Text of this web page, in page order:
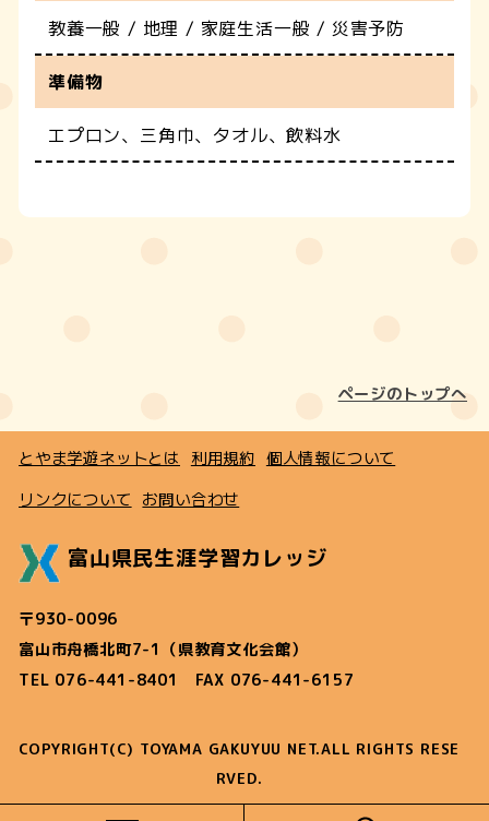
教養一般 / 地理 / 家庭生活一般 / 災害予防
準備物
エプロン、三角巾、タオル、飲料水
ページのトップへ
とやま学遊ネットとは 利用規約 個人情報について
リンクについて お問い合わせ
富山県民生涯学習カレッジ
〒930-0096
富山市舟橋北町7-1（県教育文化会館）
TEL 076-441-8401 FAX 076-441-6157
COPYRIGHT(C) TOYAMA GAKUYUU NET.ALL RIGHTS RESE
RVED.